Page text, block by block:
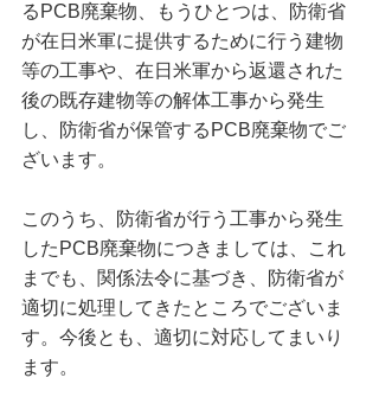
るPCB廃棄物、もうひとつは、防衛省
が在日米軍に提供するために行う建物
等の工事や、在日米軍から返還された
後の既存建物等の解体工事から発生
し、防衛省が保管するPCB廃棄物でご
ざいます。
このうち、防衛省が行う工事から発生
したPCB廃棄物につきましては、これ
までも、関係法令に基づき、防衛省が
適切に処理してきたところでございま
す。今後とも、適切に対応してまいり
ます。